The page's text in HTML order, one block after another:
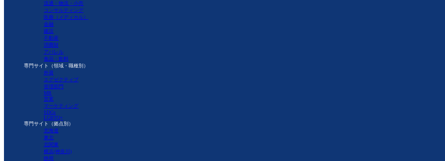
流通・物流・小売
コンサルティング
医療（メディカル）
金融
建設
不動産
消費財
アパレル
食品・飲料
専門サイト（領域・職種別）
外資
エグゼクティブ
管理部門
MR
営業
マーケティング
SDGs
LGBTQ+
専門サイト（拠点別）
北海道
東北
北関東
横浜(神奈川)
静岡